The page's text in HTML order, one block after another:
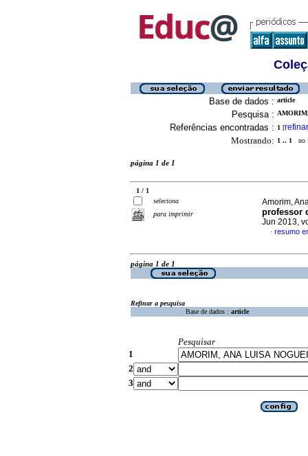
Base de dados : article
Pesquisa :
Referências encontradas : 1 [refinar
Mostrando: 1 .. 1 no
página 1 de 1
1 / 1
seleciona
para imprimir
Amorim,
professor
Jun 2013,
· resumo
página 1 de 1
Refinar a pesquisa
Base de dados : article
Pesquisar
1
2
3